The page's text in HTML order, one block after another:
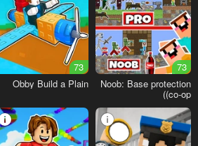
73
Noob: Base protection
(co-op)
73
Obby Build a Plain